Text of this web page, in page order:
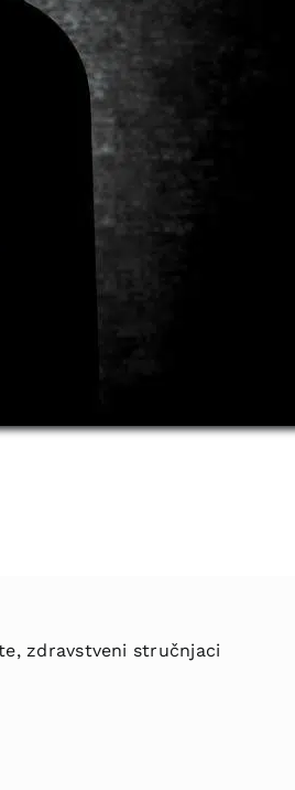
zdravstveni stručnjaci